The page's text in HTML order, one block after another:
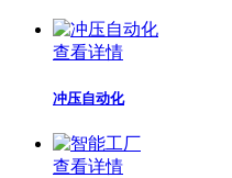
查看详情
冲压自动化
查看详情